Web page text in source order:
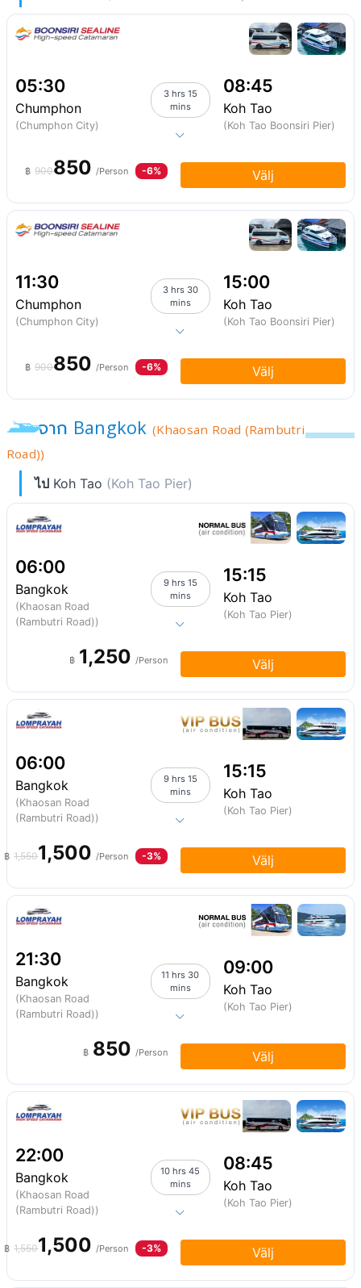
05:30
Chumphon
(Chumphon City)
3 hrs 15
mins
08:45
Koh Tao
(Koh Tao Boonsiri Pier)
฿ 900850 /Person -6% Välj
11:30
Chumphon
(Chumphon City)
3 hrs 30
mins
15:00
Koh Tao
(Koh Tao Boonsiri Pier)
฿ 900850 /Person -6% Välj
จาก Bangkok (Khaosan Road (Rambutri
Road))
ไป Koh Tao (Koh Tao Pier)
06:00
Bangkok
(Khaosan Road
(Rambutri Road))
9 hrs 15
mins
15:15
Koh Tao
(Koh Tao Pier)
฿ 1,250 /Person Välj
06:00
Bangkok
(Khaosan Road
(Rambutri Road))
9 hrs 15
mins
15:15
Koh Tao
(Koh Tao Pier)
฿ 1,5501,500 /Person -3% Välj
21:30
Bangkok
(Khaosan Road
(Rambutri Road))
11 hrs 30
mins
09:00
Koh Tao
(Koh Tao Pier)
฿ 850 /Person Välj
22:00
Bangkok
(Khaosan Road
(Rambutri Road))
10 hrs 45
mins
08:45
Koh Tao
(Koh Tao Pier)
฿ 1,5501,500 /Person -3% Välj